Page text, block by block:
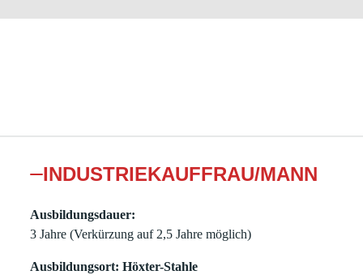
INDUSTRIEKAUFFRAU/MANN
Ausbildungsdauer:
3 Jahre (Verkürzung auf 2,5 Jahre möglich)
Ausbildungsort: Höxter-Stahle